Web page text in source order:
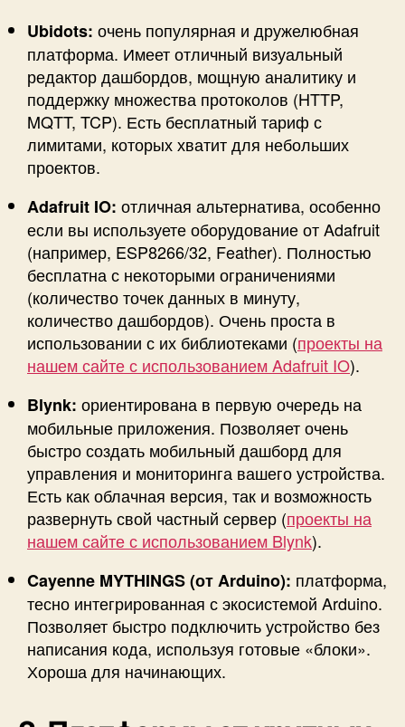
Ubidots: очень популярная и дружелюбная
платформа. Имеет отличный визуальный
редактор дашбордов, мощную аналитику и
поддержку множества протоколов (HTTP,
MQTT, TCP). Есть бесплатный тариф с
лимитами, которых хватит для небольших
проектов.
Adafruit IO: отличная альтернатива, особенно
если вы используете оборудование от Adafruit
(например, ESP8266/32, Feather). Полностью
бесплатна с некоторыми ограничениями
(количество точек данных в минуту,
количество дашбордов). Очень проста в
использовании с их библиотеками (проекты на
нашем сайте с использованием Adafruit IO).
Blynk: ориентирована в первую очередь на
мобильные приложения. Позволяет очень
быстро создать мобильный дашборд для
управления и мониторинга вашего устройства.
Есть как облачная версия, так и возможность
развернуть свой частный сервер (проекты на
нашем сайте с использованием Blynk).
Cayenne MYTHINGS (от Arduino): платформа,
тесно интегрированная с экосистемой Arduino.
Позволяет быстро подключить устройство без
написания кода, используя готовые «блоки».
Хороша для начинающих.